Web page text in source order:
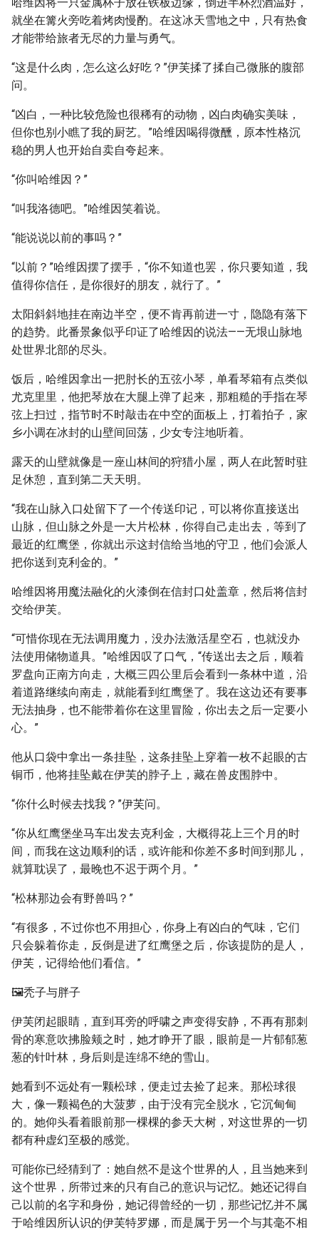
就坐在篝火旁吃着烤肉慢酌。在这冰天雪地之中，只有热食
才能带给旅者无尽的力量与勇气。
“这是什么肉，怎么这么好吃？”伊芙揉了揉自己微胀的腹部
问。
“凶白，一种比较危险也很稀有的动物，凶白肉确实美味，
但你也别小瞧了我的厨艺。”哈维因喝得微醺，原本性格沉
稳的男人也开始自卖自夸起来。
“你叫哈维因？”
“叫我洛德吧。”哈维因笑着说。
“能说说以前的事吗？”
“以前？”哈维因摆了摆手，“你不知道也罢，你只要知道，我
值得你信任，是你很好的朋友，就行了。”
太阳斜斜地挂在南边半空，便不肯再前进一寸，隐隐有落下
的趋势。此番景象似乎印证了哈维因的说法——无垠山脉地
处世界北部的尽头。
饭后，哈维因拿出一把肘长的五弦小琴，单看琴箱有点类似
尤克里里，他把琴放在大腿上弹了起来，那粗糙的手指在琴
弦上扫过，指节时不时敲击在中空的面板上，打着拍子，家
乡小调在冰封的山壁间回荡，少女专注地听着。
露天的山壁就像是一座山林间的狩猎小屋，两人在此暂时驻
足休憩，直到第二天天明。
“我在山脉入口处留下了一个传送印记，可以将你直接送出
山脉，但山脉之外是一大片松林，你得自己走出去，等到了
最近的红鹰堡，你就出示这封信给当地的守卫，他们会派人
把你送到克利金的。”
哈维因将用魔法融化的火漆倒在信封口处盖章，然后将信封
交给伊芙。
“可惜你现在无法调用魔力，没办法激活星空石，也就没办
法使用储物道具。”哈维因叹了口气，“传送出去之后，顺着
罗盘向正南方向走，大概三四公里后会看到一条林中道，沿
着道路继续向南走，就能看到红鹰堡了。我在这边还有要事
无法抽身，也不能带着你在这里冒险，你出去之后一定要小
心。”
他从口袋中拿出一条挂坠，这条挂坠上穿着一枚不起眼的古
铜币，他将挂坠戴在伊芙的脖子上，藏在兽皮围脖中。
“你什么时候去找我？”伊芙问。
“你从红鹰堡坐马车出发去克利金，大概得花上三个月的时
间，而我在这边顺利的话，或许能和你差不多时间到那儿，
就算耽误了，最晚也不迟于两个月。”
“松林那边会有野兽吗？”
“有很多，不过你也不用担心，你身上有凶白的气味，它们
只会躲着你走，反倒是进了红鹰堡之后，你该提防的是人，
伊芙，记得给他们看信。”
🖼️秃子与胖子
伊芙闭起眼睛，直到耳旁的呼啸之声变得安静，不再有那刺
骨的寒意吹拂脸颊之时，她才睁开了眼，眼前是一片郁郁葱
葱的针叶林，身后则是连绵不绝的雪山。
她看到不远处有一颗松球，便走过去捡了起来。那松球很
大，像一颗褐色的大菠萝，由于没有完全脱水，它沉甸甸
的。她仰头看着眼前那一棵棵的参天大树，对这世界的一切
都有种虚幻至极的感觉。
可能你已经猜到了：她自然不是这个世界的人，且当她来到
这个世界，所带过来的只有自己的意识与记忆。她还记得自
己以前的名字和身份，她记得曾经的一切，那些记忆并不属
于哈维因所认识的伊芙特罗娜，而是属于另一个与其毫不相